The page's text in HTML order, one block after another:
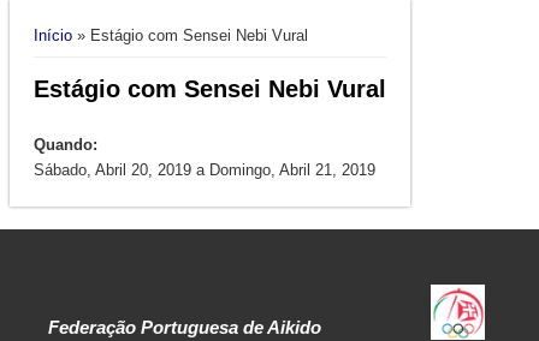
Está aqui
Início» Estágio com Sensei Nebi Vural
Estágio com Sensei Nebi Vural
Quando:
Sábado, Abril 20, 2019a Domingo, Abril 21, 2019
Federação Portuguesa de Aikido